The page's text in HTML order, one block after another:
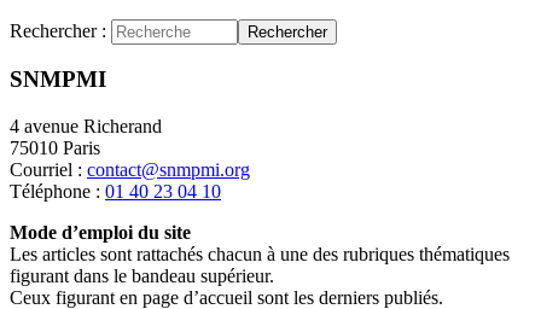
Rechercher : Rechercher
SNMPMI
4 avenue Richerand
75010 Paris
Courriel : contact@snmpmi.org
Téléphone : 01 40 23 04 10
Mode d’emploi du site
Les articles sont rattachés chacun à une des rubriques thématiques
figurant dans le bandeau supérieur.
Ceux figurant en page d’accueil sont les derniers publiés.